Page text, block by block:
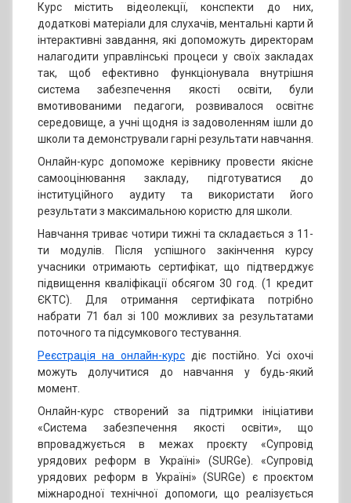
Курс містить відеолекції, конспекти до них,
додаткові матеріали для слухачів, ментальні карти й
інтерактивні завдання, які допоможуть директорам
налагодити управлінські процеси у своїх закладах
так, щоб ефективно функціонувала внутрішня
система забезпечення якості освіти, були
вмотивованими педагоги, розвивалося освітнє
середовище, а учні щодня із задоволенням ішли до
школи та демонстрували гарні результати навчання.
Онлайн-курс допоможе керівнику провести якісне
самооцінювання закладу, підготуватися до
інституційного аудиту та використати його
результати з максимальною користю для школи.
Навчання триває чотири тижні та складається з 11-
ти модулів. Після успішного закінчення курсу
учасники отримають сертифікат, що підтверджує
підвищення кваліфікації обсягом 30 год. (1 кредит
ЄКТС). Для отримання сертифіката потрібно
набрати 71 бал зі 100 можливих за результатами
поточного та підсумкового тестування.
Реєстрація на онлайн-курс діє постійно. Усі охочі
можуть долучитися до навчання у будь-який
момент.
Онлайн-курс створений за підтримки ініціативи
«Система забезпечення якості освіти», що
впроваджується в межах проєкту «Супровід
урядових реформ в Україні» (SURGe). «Супровід
урядових реформ в Україні» (SURGe) є проєктом
міжнародної технічної допомоги, що реалізується